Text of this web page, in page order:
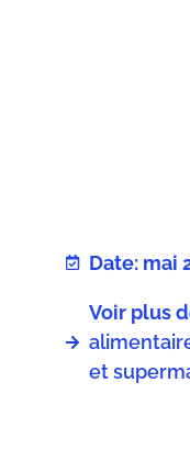
Date: mai
Voir plus
et